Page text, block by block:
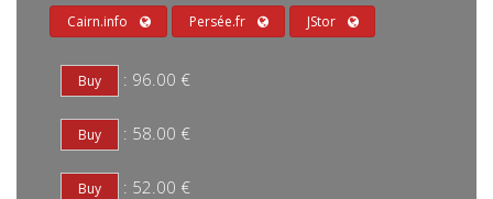
Cairn.info Persée.fr JStor
: 96.00 €
: 58.00 €
: 52.00 €